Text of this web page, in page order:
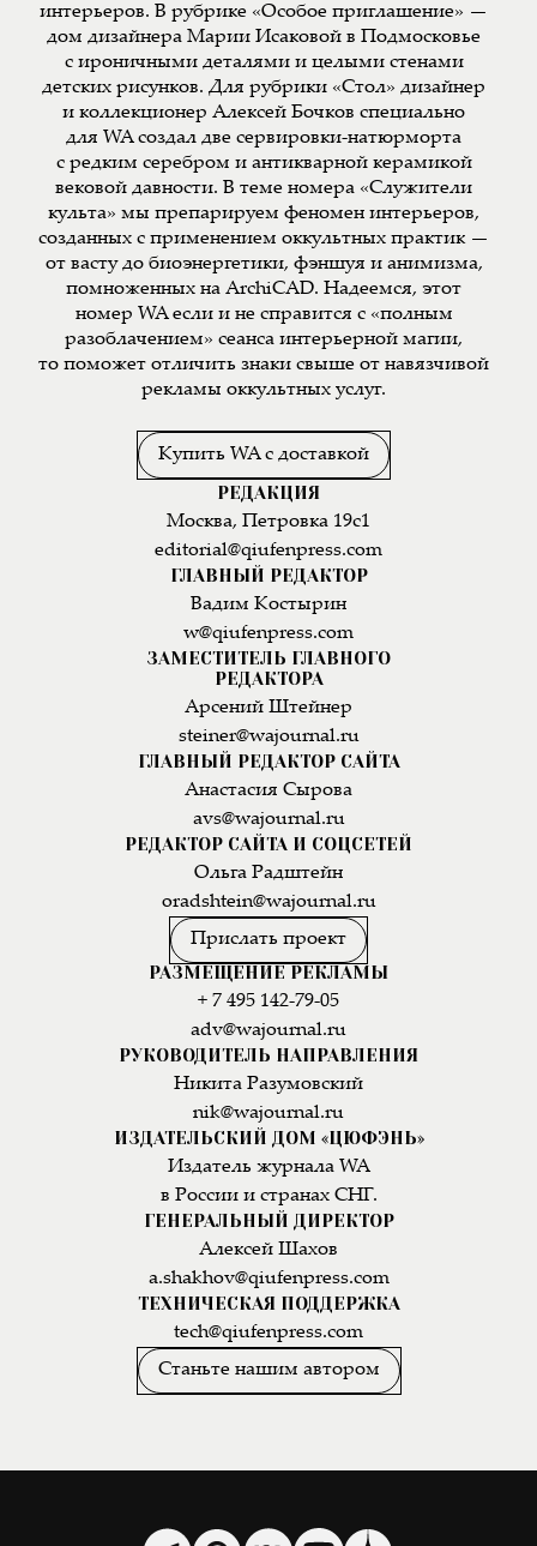
интерьеров. В рубрике «Особое приглашение» —
дом дизайнера Марии Исаковой в Подмосковье
с ироничными деталями и целыми стенами
детских рисунков. Для рубрики «Стол» дизайнер
и коллекционер Алексей Бочков специально
для WA создал две сервировки-натюрморта
с редким серебром и антикварной керамикой
вековой давности. В теме номера «Служители
культа» мы препарируем феномен интерьеров,
созданных с применением оккультных практик —
от васту до биоэнергетики, фэншуя и анимизма,
помноженных на ArchiCAD. Надеемся, этот
номер WA если и не справится с «полным
разоблачением» сеанса интерьерной магии,
то поможет отличить знаки свыше от навязчивой
рекламы оккультных услуг.
Купить WA с доставкой
РЕДАКЦИЯ
Москва, Петровка 19с1
editorial@qiufenpress.com
ГЛАВНЫЙ РЕДАКТОР
Вадим Костырин
w@qiufenpress.com
ЗАМЕСТИТЕЛЬ ГЛАВНОГО
РЕДАКТОРА
Арсений Штейнер
steiner@wajournal.ru
ГЛАВНЫЙ РЕДАКТОР САЙТА
Анастасия Сырова
avs@wajournal.ru
РЕДАКТОР САЙТА И СОЦСЕТЕЙ
Ольга Радштейн
oradshtein@wajournal.ru
Прислать проект
РАЗМЕЩЕНИЕ РЕКЛАМЫ
+ 7 495 142-79-05
adv@wajournal.ru
РУКОВОДИТЕЛЬ НАПРАВЛЕНИЯ
Никита Разумовский
nik@wajournal.ru
ИЗДАТЕЛЬСКИЙ ДОМ «ЦЮФЭНЬ»
Издатель журнала WA
в России и странах СНГ.
ГЕНЕРАЛЬНЫЙ ДИРЕКТОР
Алексей Шахов
a.shakhov@qiufenpress.com
ТЕХНИЧЕСКАЯ ПОДДЕРЖКА
tech@qiufenpress.com
Станьте нашим автором